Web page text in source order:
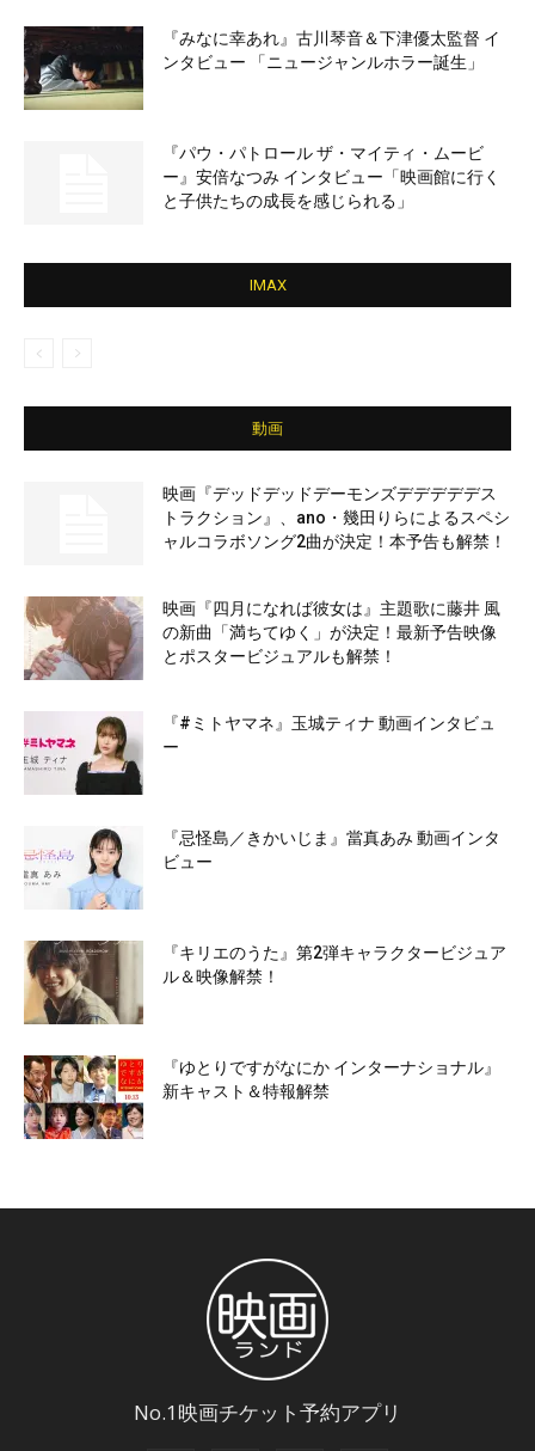
『みなに幸あれ』古川琴音＆下津優太監督 イ
ンタビュー 「ニュージャンルホラー誕生」
『パウ・パトロール ザ・マイティ・ムービ
ー』安倍なつみ インタビュー「映画館に行く
と子供たちの成長を感じられる」
IMAX
動画
映画『デッドデッドデーモンズデデデデデス
トラクション』、ano・幾田りらによるスペシ
ャルコラボソング2曲が決定！本予告も解禁！
映画『四月になれば彼女は』主題歌に藤井 風
の新曲「満ちてゆく」が決定！最新予告映像
とポスタービジュアルも解禁！
『#ミトヤマネ』玉城ティナ 動画インタビュ
ー
『忌怪島／きかいじま』當真あみ 動画インタ
ビュー
『キリエのうた』第2弾キャラクタービジュア
ル＆映像解禁！
『ゆとりですがなにか インターナショナル』
新キャスト＆特報解禁
No.1映画チケット予約アプリ